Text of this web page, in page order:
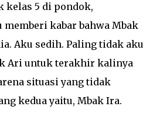
kelas 5 di pondok,
kabar bahwa Mbak
Aku sedih. Paling tidak aku
Ari untuk terakhir kalinya
situasi yang tidak
kedua yaitu, Mbak Ira.